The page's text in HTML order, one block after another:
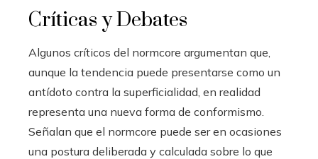
Críticas y Debates
Algunos críticos del normcore argumentan que,
aunque la tendencia puede presentarse como un
antídoto contra la superficialidad, en realidad
representa una nueva forma de conformismo.
Señalan que el normcore puede ser en ocasiones
una postura deliberada y calculada sobre lo que